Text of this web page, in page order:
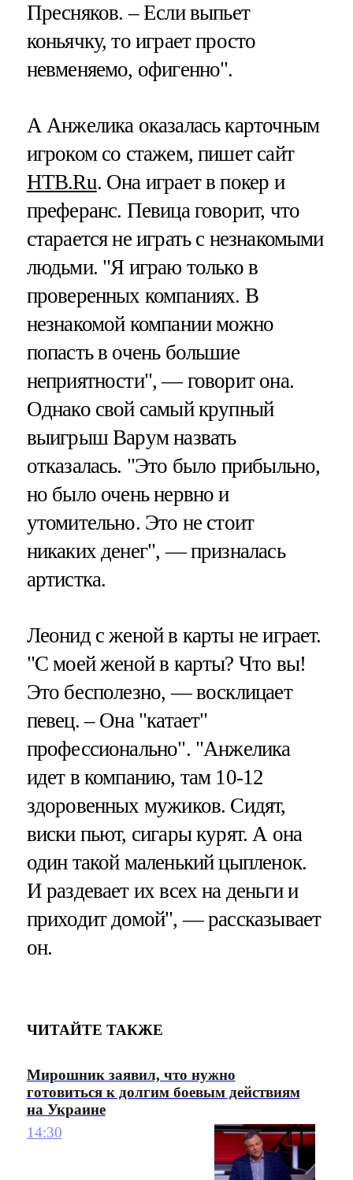
Пресняков. – Если выпьет
коньячку, то играет просто
невменяемо, офигенно".
А Анжелика оказалась карточным
игроком со стажем, пишет сайт
НТВ.Ru. Она играет в покер и
преферанс. Певица говорит, что
старается не играть с незнакомыми
людьми. "Я играю только в
проверенных компаниях. В
незнакомой компании можно
попасть в очень большие
неприятности", — говорит она.
Однако свой самый крупный
выигрыш Варум назвать
отказалась. "Это было прибыльно,
но было очень нервно и
утомительно. Это не стоит
никаких денег", — призналась
артистка.
Леонид с женой в карты не играет.
"С моей женой в карты? Что вы!
Это бесполезно, — восклицает
певец. – Она "катает"
профессионально". "Анжелика
идет в компанию, там 10-12
здоровенных мужиков. Сидят,
виски пьют, сигары курят. А она
один такой маленький цыпленок.
И раздевает их всех на деньги и
приходит домой", — рассказывает
он.
ЧИТАЙТЕ ТАКЖЕ
Мирошник заявил, что нужно
готовиться к долгим боевым действиям
на Украине
14:30